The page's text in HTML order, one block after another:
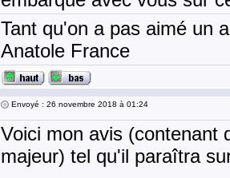
Tant qu'on a pas aimé un
Anatole France
Envoyé : 26 novembre 2018 à 01:24
Voici mon avis (contenant
majeur) tel qu'il paraîtra